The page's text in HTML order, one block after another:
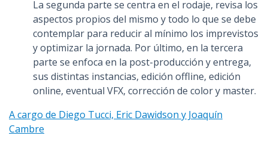
La segunda parte se centra en el rodaje, revisa los
aspectos propios del mismo y todo lo que se debe
contemplar para reducir al mínimo los imprevistos
y optimizar la jornada. Por último, en la tercera
parte se enfoca en la post-producción y entrega,
sus distintas instancias, edición offline, edición
online, eventual VFX, corrección de color y master.
A cargo de Diego Tucci, Eric Dawidson y Joaquín
Cambre